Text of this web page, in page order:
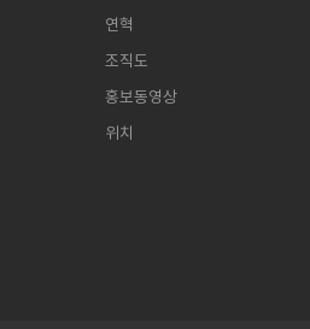
연혁
조직도
홍보동영상
위치